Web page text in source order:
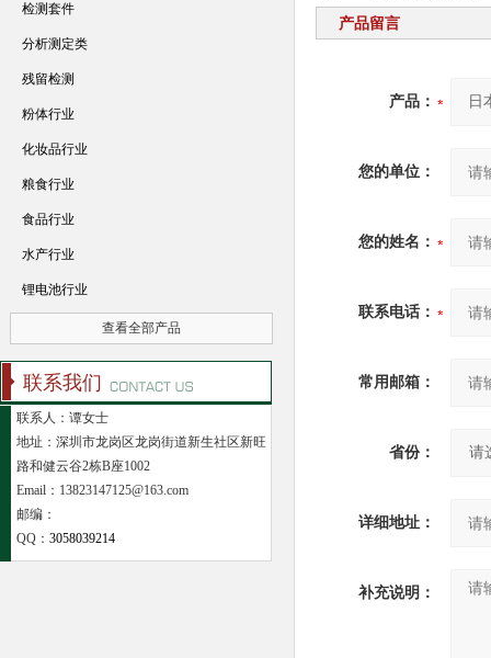
产品留言
产品：
您的单位：
您的姓名：
联系电话：
常用邮箱：
省份：
详细地址：
补充说明：
检测套件
分析测定类
残留检测
粉体行业
化妆品行业
粮食行业
食品行业
水产行业
锂电池行业
查看全部产品
联系我们
联系人：谭女士
地址：深圳市龙岗区龙岗街道新生社区新旺
路和健云谷2栋B座1002
Email：13823147125@163.com
邮编：
QQ： 3058039214